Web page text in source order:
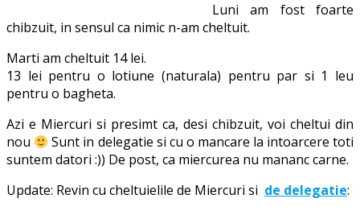
Luni am fost foarte
chibzuit, in sensul ca nimic n-am cheltuit.
Marti am cheltuit 14 lei.
13 lei pentru o lotiune (naturala) pentru par si 1 leu
pentru o bagheta.
Azi e Miercuri si presimt ca, desi chibzuit, voi cheltui din
nou
Sunt in delegatie si cu o mancare la intoarcere toti
suntem datori :)) De post, ca miercurea nu mananc carne.
Update: Revin cu cheltuielile de Miercuri si de delegatie: